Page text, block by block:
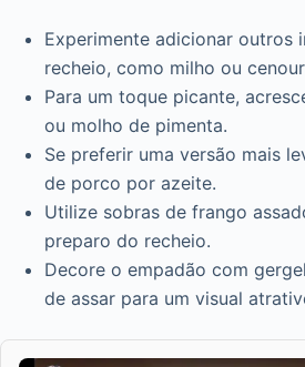
Experimente adicionar outros
recheio, como milho ou
Para um toque picante,
ou molho de pimenta.
Se preferir uma versão mais
de porco por azeite.
Utilize sobras de frango
preparo do recheio.
Decore o empadão com
de assar para um visual